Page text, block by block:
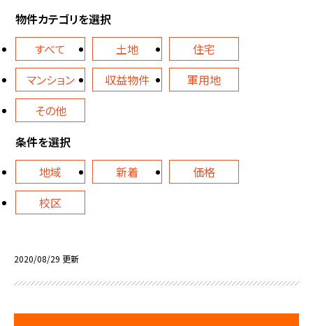
物件カテゴリを選択
すべて
土地
住宅
マンション
収益物件
軍用地
その他
条件を選択
地域
新着
価格
校区
2020/08/29 更新